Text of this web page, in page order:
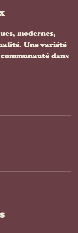
modernes,
Une variété
dans